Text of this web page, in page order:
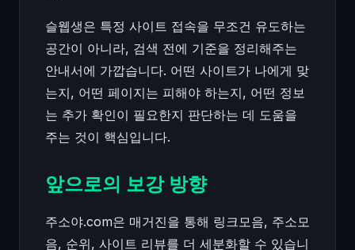
슬웹생은 특정 사이트 접속을 무조건 유도하는
공간이 아니라, 검색 전에 기준을 정리해주는
안내서에 가깝습니다. 어떤 사이트가 나에게 맞
는지, 어떤 페이지는 피해야 하는지, 어떤 정보
는 추가 확인이 필요한지 판단하는 데 도움을
주는 것이 핵심입니다.
앞으로의 보강 방향
주소야.com은 매거진을 통해 링크모음, 주소모
음, 순위, 사이트 리뷰를 더 세분화할 수 있습니